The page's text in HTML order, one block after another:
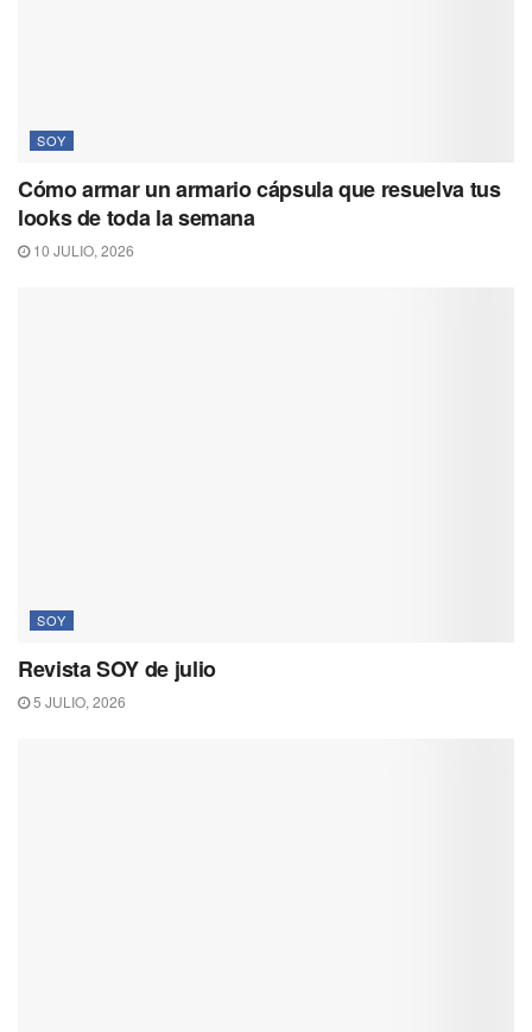
SOY
Cómo armar un armario cápsula que resuelva tus
looks de toda la semana
10 JULIO, 2026
SOY
Revista SOY de julio
5 JULIO, 2026